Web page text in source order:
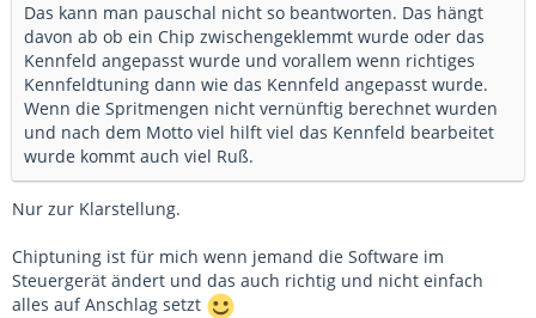
Das kann man pauschal nicht so beantworten. Das hängt
davon ab ob ein Chip zwischengeklemmt wurde oder das
Kennfeld angepasst wurde und vorallem wenn richtiges
Kennfeldtuning dann wie das Kennfeld angepasst wurde.
Wenn die Spritmengen nicht vernünftig berechnet wurden
und nach dem Motto viel hilft viel das Kennfeld bearbeitet
wurde kommt auch viel Ruß.
Nur zur Klarstellung.
Chiptuning ist für mich wenn jemand die Software im
Steuergerät ändert und das auch richtig und nicht einfach
alles auf Anschlag setzt